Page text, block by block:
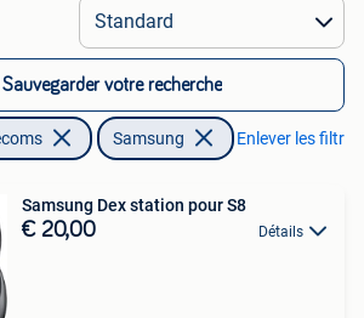
Toutes les distances…
Sauvegarder votre recherche
Samsung Enlever les filtres
Samsung Dex station pour S8
€ 20,00 Détails